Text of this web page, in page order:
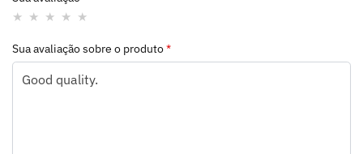
Sua avaliação sobre o produto*